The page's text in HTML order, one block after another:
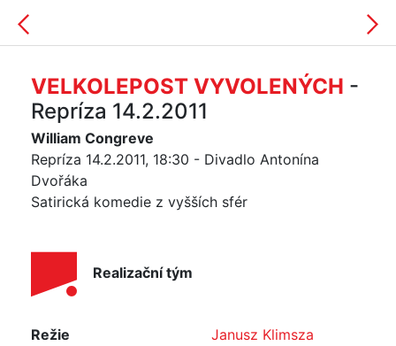
VELKOLEPOST VYVOLENÝCH -
Repríza 14.2.2011
William Congreve
Repríza 14.2.2011, 18:30 - Divadlo Antonína
Dvořáka
Satirická komedie z vyšších sfér
Realizační tým
Režie
Janusz Klimsza